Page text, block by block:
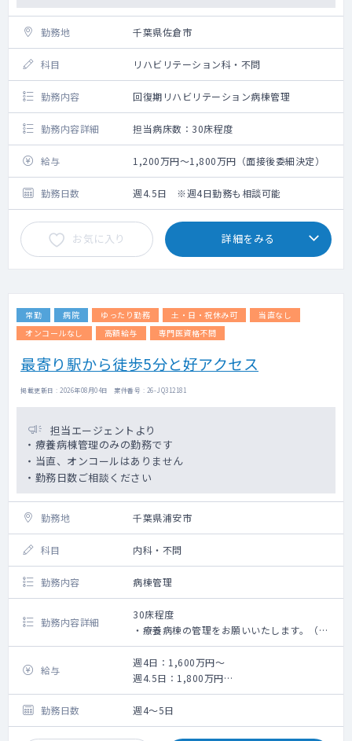
勤務地 千葉県佐倉市
科目 リハビリテーション科・不問
勤務内容 回復期リハビリテーション病棟管理
勤務内容詳細 担当病床数：30床程度
給与 1,200万円～1,800万円（面接後委細決定）
勤務日数 週4.5日 ※週4日勤務も相談可能
お気に入り 詳細をみる
常勤 病院 ゆったり勤務 土・日・祝休み可
当直なし
オンコールなし
高額給与 専門医資格不問
最寄り駅から徒歩5分と好アクセス
掲載更新日 : 2026年08月04日 案件番号 : 26-JQ312181
担当エージェントより
・療養病棟管理のみの勤務です
・当直、オンコールはありません
・勤務日数ご相談ください
勤務地 千葉県浦安市
科目 内科・不問
勤務内容 病棟管理
勤務内容詳細
30床程度
・療養病棟の管理をお願いいたします。（担
当患者数：30名程度）
・CV交換、気管カニューレ交換、バルーン交
換、褥瘡処置などが可能な先生を優遇いたし
ますが、ご対応が難しい手技がありましたら
お気軽にご相談ください。
・看取り対応もお願いいたします。（病院で
給与
週4日：1,600万円～
週4.5日：1,800万円
週5日：2,000万円
勤務日数
週4～5日